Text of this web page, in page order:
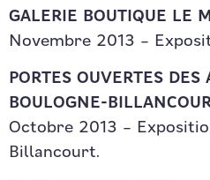
GALERIE BOUTIQUE LE
Novembre 2013 –
PORTES OUVERTES DES
BOULOGNE-
Octobre 2013 –
Billancourt.